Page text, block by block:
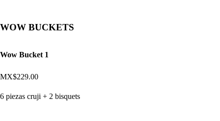
WOW BUCKETS
Wow Bucket 1
MX$229.00
6 piezas cruji + 2 bisquets